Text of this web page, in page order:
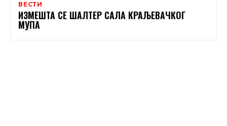
ВЕСТИ
ИЗМЕШТА СЕ ШАЛТЕР САЛА КРАЉЕВАЧКОГ
МУПА